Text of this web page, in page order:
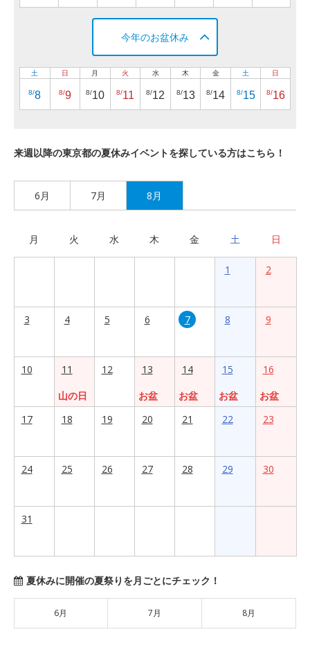
今年のお盆休み
土
8/8
日
8/9
月
8/10
火
8/11
水
8/12
木
8/13
金
8/14
土
8/15
日
8/16
来週以降の東京都の夏休みイベントを探している方はこちら！
6月 7月 8月
月 火 水 木 金 土 日
1 2
3 4 5 6 7 8 9
10
11
山の日
12
13
お盆
14
お盆
15
お盆
16
お盆
17
18 19 20 21 22 23
24 25 26 27 28 29 30
31
夏休みに開催の夏祭りを月ごとにチェック！
6月 7月 8月